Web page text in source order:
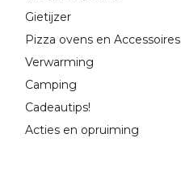
Gietijzer
Pizza ovens en Accessoires
Verwarming
Camping
Cadeautips!
Acties en opruiming